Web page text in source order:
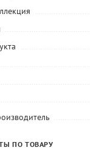
ПО ТОВАРУ